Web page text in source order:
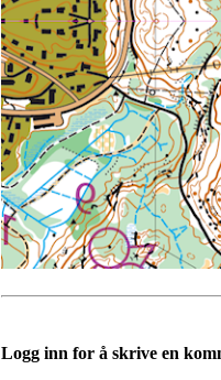
Logg inn for å skrive en